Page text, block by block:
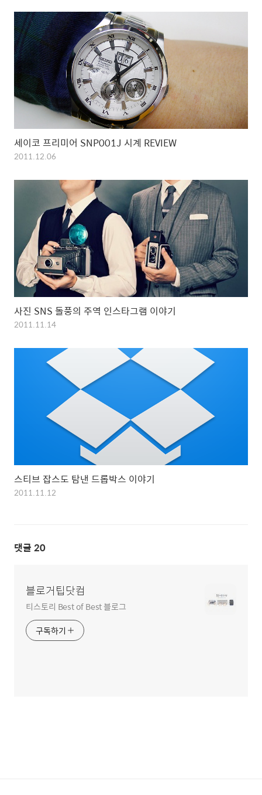
세이코 프리미어 SNP001J 시계 REVIEW
2011.12.06
사진 SNS 돌풍의 주역 인스타그램 이야기
2011.11.14
스티브 잡스도 탐낸 드롭박스 이야기
2011.11.12
댓글 20
블로거팁닷컴
티스토리 Best of Best 블로그
구독하기